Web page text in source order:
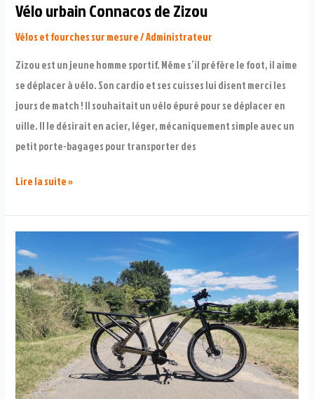
Vélo urbain Connacos de Zizou
Vélos et fourches sur mesure/Administrateur
Zizou est un jeune homme sportif. Même s’il préfère le foot, il aime
se déplacer à vélo. Son cardio et ses cuisses lui disent merci les
jours de match ! Il souhaitait un vélo épuré pour se déplacer en
ville. Il le désirait en acier, léger, mécaniquement simple avec un
petit porte-bagages pour transporter des
Vélo
Zizou
Lire la suite »